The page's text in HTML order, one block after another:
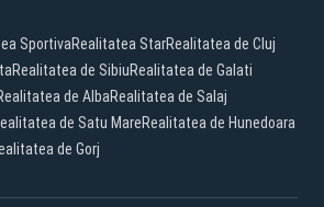
SportivaRealitatea StarRealitatea de Cluj
Realitatea de SibiuRealitatea de Galati
de AlbaRealitatea de Salaj
de Satu MareRealitatea de Hunedoara
de Gorj